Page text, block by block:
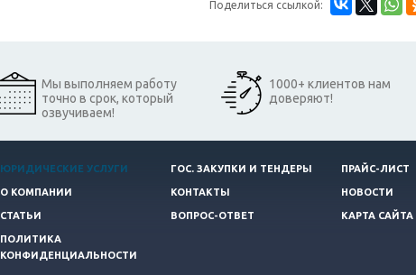
Поделиться ссылкой:
Мы выполняем работу
точно в срок, который
озвучиваем!
1000+ клиентов нам
доверяют!
ЮРИДИЧЕСКИЕ УСЛУГИ ГОС. ЗАКУПКИ И ТЕНДЕРЫ ПРАЙС-ЛИСТ
О КОМПАНИИ КОНТАКТЫ НОВОСТИ
СТАТЬИ ВОПРОС-ОТВЕТ КАРТА САЙТА
ПОЛИТИКА
КОНФИДЕНЦИАЛЬНОСТИ